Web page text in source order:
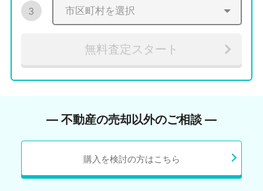
3
無料査定スタート
― 不動産の売却以外のご相談 ―
購入を検討の方はこちら